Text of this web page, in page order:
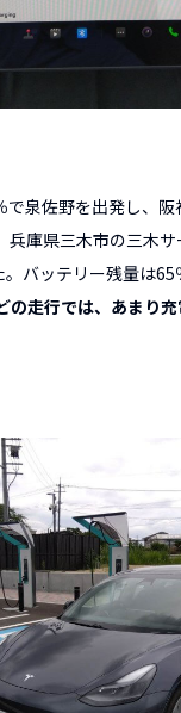
で泉佐野を出発し、
兵庫県三木市の三木
バッテリー残量は65
の走行では、あまり